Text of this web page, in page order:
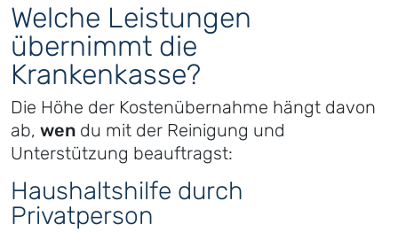
Welche Leistungen
übernimmt die
Krankenkasse?
Die Höhe der Kostenübernahme hängt davon
ab, wen du mit der Reinigung und
Unterstützung beauftragst:
Haushaltshilfe durch
Privatperson